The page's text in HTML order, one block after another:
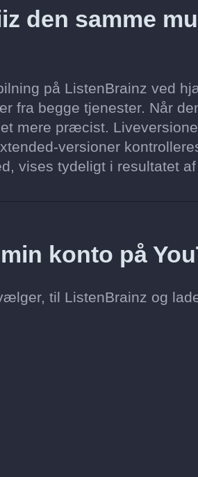
den samme
på ListenBrainz ved
fra begge tjenester. Når
mere præcist.
versioner
vises tydeligt i resultatet
konto på
til ListenBrainz og